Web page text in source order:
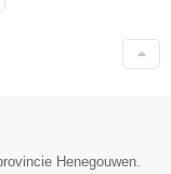
Henegouwen.